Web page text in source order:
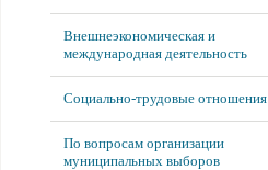
Внешнеэкономическая и
международная деятельность
Социально-трудовые отношения
По вопросам организации
муниципальных выборов